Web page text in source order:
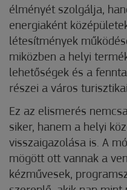
élményét szolgálja,
energiaként
létesítmények
miközben a helyi
lehetőségek és a
részei a város
Ez az elismerés
siker, hanem a helyi
visszaigazolása is. A
mögött ott vannak a
kézművesek,